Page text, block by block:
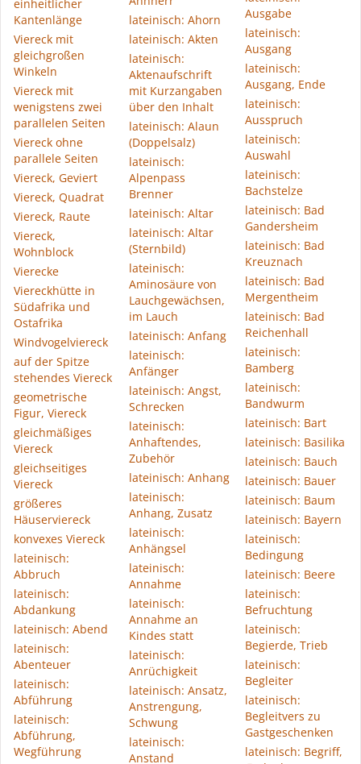
einheitlicher
Kantenlänge
Viereck mit
gleichgroßen
Winkeln
Viereck mit
wenigstens zwei
parallelen Seiten
Viereck ohne
parallele Seiten
Viereck, Geviert
Viereck, Quadrat
Viereck, Raute
Viereck,
Wohnblock
Vierecke
Viereckhütte in
Südafrika und
Ostafrika
Windvogelviereck
auf der Spitze
stehendes Viereck
geometrische
Figur, Viereck
gleichmäßiges
Viereck
gleichseitiges
Viereck
größeres
Häuserviereck
konvexes Viereck
lateinisch:
Abbruch
lateinisch:
Abdankung
lateinisch: Abend
lateinisch:
Abenteuer
lateinisch:
Abführung
lateinisch:
Abführung,
Wegführung
lateinisch: Ahorn
lateinisch: Akten
lateinisch:
Aktenaufschrift
mit Kurzangaben
über den Inhalt
lateinisch: Alaun
(Doppelsalz)
lateinisch:
Alpenpass
Brenner
lateinisch: Altar
lateinisch: Altar
(Sternbild)
lateinisch:
Aminosäure von
Lauchgewächsen,
im Lauch
lateinisch: Anfang
lateinisch:
Anfänger
lateinisch: Angst,
Schrecken
lateinisch:
Anhaftendes,
Zubehör
lateinisch: Anhang
lateinisch:
Anhang, Zusatz
lateinisch:
Anhängsel
lateinisch:
Annahme
lateinisch:
Annahme an
Kindes statt
lateinisch:
Anrüchigkeit
lateinisch: Ansatz,
Anstrengung,
Schwung
lateinisch:
Anstand
Ausgabe
lateinisch:
Ausgang
lateinisch:
Ausgang, Ende
lateinisch:
Ausspruch
lateinisch:
Auswahl
lateinisch:
Bachstelze
lateinisch: Bad
Gandersheim
lateinisch: Bad
Kreuznach
lateinisch: Bad
Mergentheim
lateinisch: Bad
Reichenhall
lateinisch:
Bamberg
lateinisch:
Bandwurm
lateinisch: Bart
lateinisch: Basilika
lateinisch: Bauch
lateinisch: Bauer
lateinisch: Baum
lateinisch: Bayern
lateinisch:
Bedingung
lateinisch: Beere
lateinisch:
Befruchtung
lateinisch:
Begierde, Trieb
lateinisch:
Begleiter
lateinisch:
Begleitvers zu
Gastgeschenken
lateinisch: Begriff,